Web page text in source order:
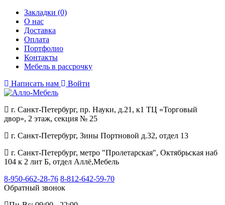
Закладки (0)
О нас
Доставка
Оплата
Портфолио
Контакты
Мебель в рассрочку
Написать нам
Войти
г. Санкт-Петербург, пр. Науки, д.21, к1 ТЦ «Торговый
двор», 2 этаж, секция № 25
г. Санкт-Петербург, Зины Портновой д.32, отдел 13
г. Санкт-Петербург, метро "Пролетарская", Октябрьская наб
104 к 2 лит Б, отдел Аллё,Мебель
8-950-662-28-76 8-812-642-59-70
Обратный звонок